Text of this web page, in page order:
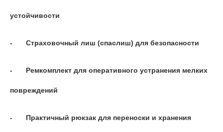
устойчивости
- Страховочный лиш (спаслиш) для безопасности
- Ремкомплект для оперативного устранения мелких
повреждений
- Практичный рюкзак для переноски и хранения